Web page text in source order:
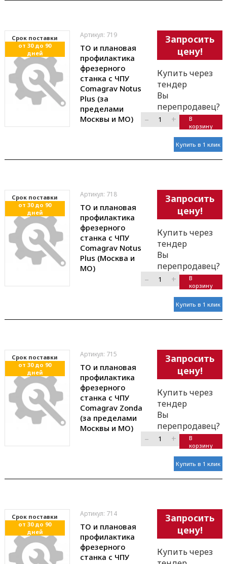
Cрок поставки
от 30 до 90
дней
Артикул: 719
ТО и плановая
профилактика
фрезерного
станка с ЧПУ
Comagrav Notus
Plus (за
пределами
Москвы и МО)
Запросить
цену!
Купить через
тендер
Вы
перепродавец?
–
+
В
корзину
Купить в 1 клик
Cрок поставки
от 30 до 90
дней
Артикул: 718
ТО и плановая
профилактика
фрезерного
станка с ЧПУ
Comagrav Notus
Plus (Москва и
МО)
Запросить
цену!
Купить через
тендер
Вы
перепродавец?
–
+
В
корзину
Купить в 1 клик
Cрок поставки
от 30 до 90
дней
Артикул: 715
ТО и плановая
профилактика
фрезерного
станка с ЧПУ
Comagrav Zonda
(за пределами
Москвы и МО)
Запросить
цену!
Купить через
тендер
Вы
перепродавец?
–
+
В
корзину
Купить в 1 клик
Cрок поставки
от 30 до 90
дней
Артикул: 714
ТО и плановая
профилактика
фрезерного
станка с ЧПУ
Запросить
цену!
Купить через